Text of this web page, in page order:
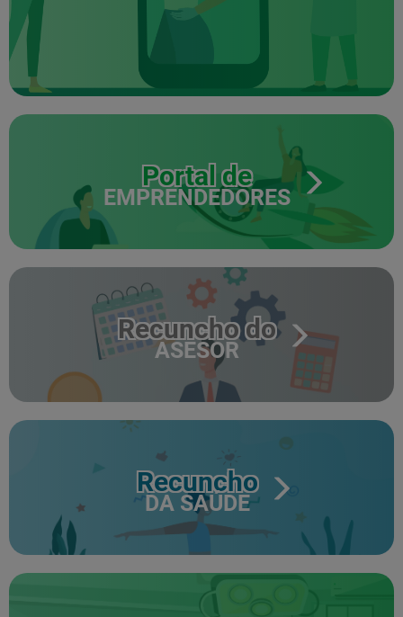
Portal de
EMPRENDEDORES
Recuncho do
ASESOR
Recuncho
DA SAÚDE